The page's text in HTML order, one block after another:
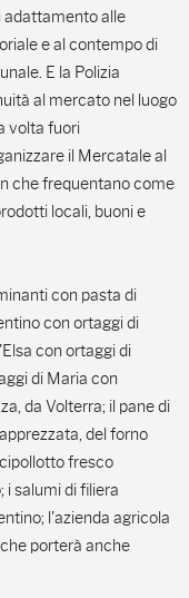
adattamento alle
e al contempo di
E la Polizia
al mercato nel luogo
volta fuori
il Mercatale al
che frequentano come
locali, buoni e
con pasta di
con ortaggi di
con ortaggi di
di Maria con
da Volterra; il pane di
del forno
fresco
i salumi di filiera
l'azienda agricola
porterà anche